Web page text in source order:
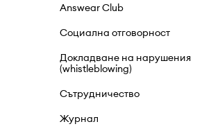
Answear Club
Социална отговорност
Докладване на нарушения
(whistleblowing)
Сътрудничество
Журнал